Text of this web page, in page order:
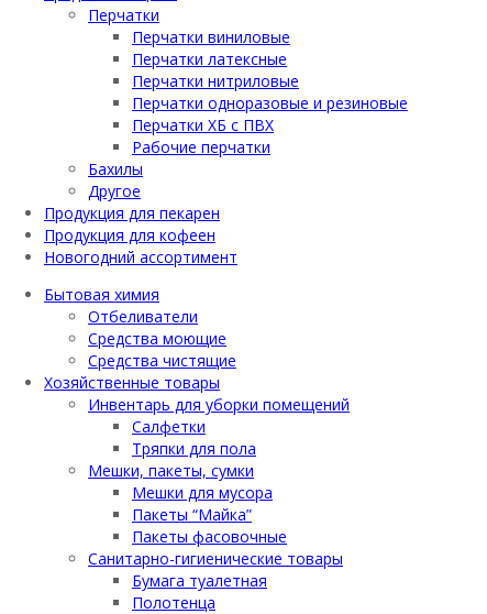
Перчатки
Перчатки виниловые
Перчатки латексные
Перчатки нитриловые
Перчатки одноразовые и резиновые
Перчатки ХБ с ПВХ
Рабочие перчатки
Бахилы
Другое
Продукция для пекарен
Продукция для кофеен
Новогодний ассортимент
Бытовая химия
Отбеливатели
Средства моющие
Средства чистящие
Хозяйственные товары
Инвентарь для уборки помещений
Салфетки
Тряпки для пола
Мешки, пакеты, сумки
Мешки для мусора
Пакеты “Майка”
Пакеты фасовочные
Санитарно-гигиенические товары
Бумага туалетная
Полотенца